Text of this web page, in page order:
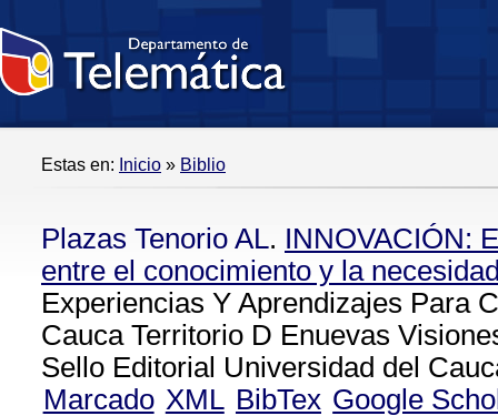
Estas en: Inicio » Biblio
Plazas Tenorio AL. INNOVACIÓN:
entre el conocimiento y la
Experiencias Y Aprendizajes Para
Cauca Territorio D Enuevas
Sello Editorial Universidad del
Marcado XML BibTex Google